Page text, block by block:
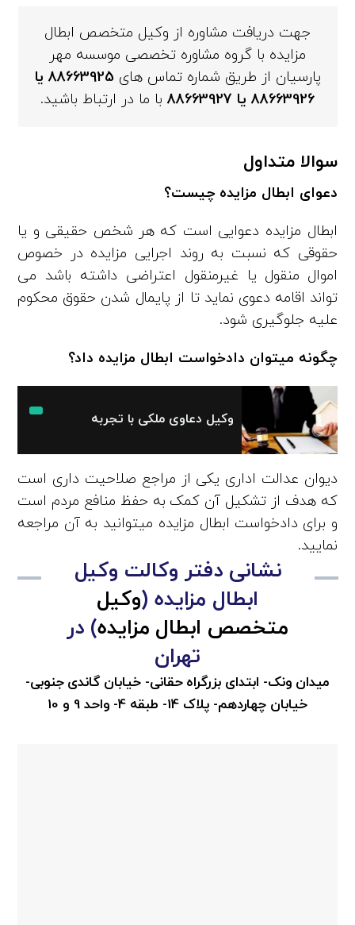
جهت دریافت مشاوره از وکیل متخصص ابطال
مزایده با گروه مشاوره تخصصی موسسه مهر
پارسیان از طریق شماره تماس های 88663925یا
88663926یا 88663927 با ما در ارتباط باشید.
سوالا متداول
دعوای ابطال مزایده چیست؟
ابطال مزایده دعوایی است که هر شخص حقیقی و یا
حقوقی که نسبت به روند اجرایی مزایده در خصوص
اموال منقول یا غیرمنقول اعتراضی داشته باشد می
تواند اقامه دعوی نماید تا از پایمال شدن حقوق محکوم
علیه جلوگیری شود.
چگونه میتوان دادخواست ابطال مزایده داد؟
وکیل دعاوی ملکی با تجربه
دیوان عدالت اداری یکی از مراجع صلاحیت داری است
که هدف از تشکیل آن کمک به حفظ منافع مردم است
و برای دادخواست ابطال مزایده میتوانید به آن مراجعه
نمایید.
نشانی دفتر وکالت وکیل
ابطال مزایده (وکیل
متخصص ابطال مزایده) در
تهران
میدان ونک- ابتدای بزرگراه حقانی- خیابان گاندی جنوبی-
خیابان چهاردهم- پلاک 14- طبقه 4- واحد 9 و 10